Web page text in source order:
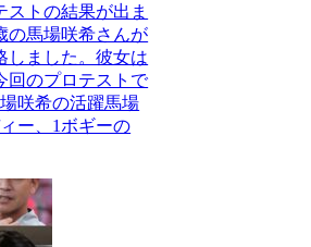
ストの結果が出ま
の馬場咲希さんが
しました。彼女は
回のプロテストで
咲希の活躍馬場
ー、1ボギーの